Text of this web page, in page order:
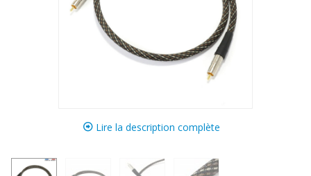
Lire la description complète